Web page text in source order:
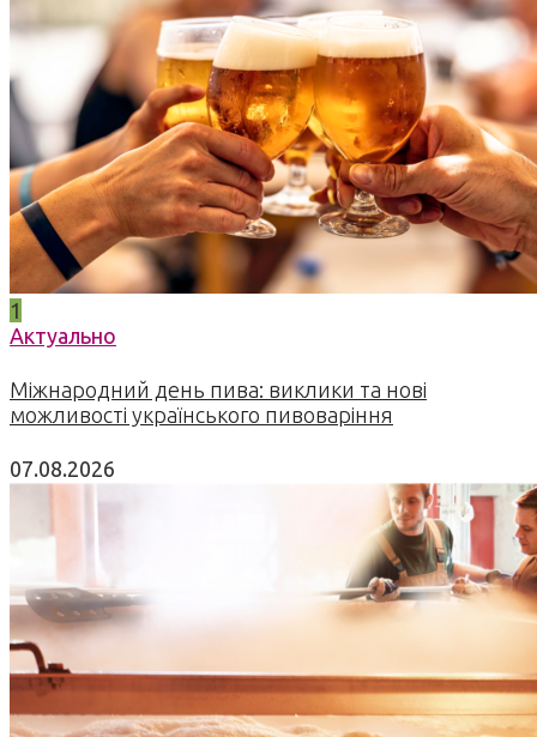
1
Актуально
Міжнародний день пива: виклики та нові
можливості українського пивоваріння
07.08.2026